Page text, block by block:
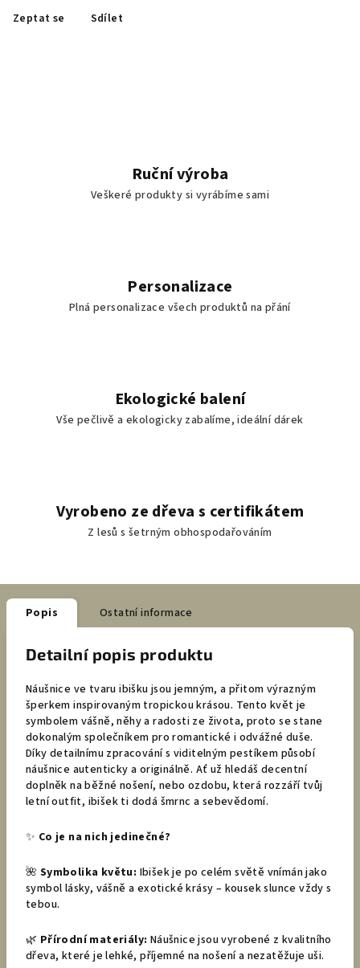
Zeptat se Sdílet
Ruční výroba
Veškeré produkty si vyrábíme sami
Personalizace
Plná personalizace všech produktů na přání
Ekologické balení
Vše pečlivě a ekologicky zabalíme, ideální dárek
Vyrobeno ze dřeva s certifikátem
Z lesů s šetrným obhospodařováním
Popis Ostatní informace
Detailní popis produktu
Náušnice ve tvaru ibišku jsou jemným, a přitom výrazným
šperkem inspirovaným tropickou krásou. Tento květ je
symbolem vášně, něhy a radosti ze života, proto se stane
dokonalým společníkem pro romantické i odvážné duše.
Díky detailnímu zpracování s viditelným pestíkem působí
náušnice autenticky a originálně. Ať už hledáš decentní
doplněk na běžné nošení, nebo ozdobu, která rozzáří tvůj
letní outfit, ibišek ti dodá šmrnc a sebevědomí.
✨ Co je na nich jedinečné?
🌺 Symbolika květu: Ibišek je po celém světě vnímán jako
symbol lásky, vášně a exotické krásy – kousek slunce vždy s
tebou.
🌿 Přírodní materiály: Náušnice jsou vyrobené z kvalitního
dřeva, které je lehké, příjemné na nošení a nezatěžuje uši.